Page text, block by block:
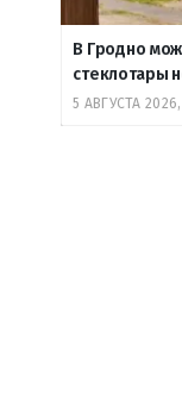
В Гродно
стеклотары
5 АВГУСТА 2026,